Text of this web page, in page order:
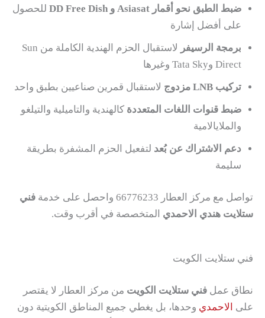
ضبط الطبق نحو أقمار Asiasat و DD Free Dish
للحصول
على أفضل إشارة
برمجة الرسيفر
لاستقبال الحزم الهندية الكاملة من Sun
Direct وTata Sky وغيرها
تركيب LNB مزدوج
لاستقبال قمرين صناعيين بطبق واحد
ضبط قنوات اللغات المتعددة كالهندية والتاميلية والتيلغو
والملايالامية
دعم الاشتراك عن بُعد لتفعيل الحزم المشفرة بطريقة
سليمة
تواصل مع مركز العطار 66776233 واحصل على خدمة
فني
ستلايت هندي الاحمدي المتخصصة في أقرب وقت.
فني ستلايت الكويت
نطاق عمل فني ستلايت الكويت من مركز العطار لا يقتصر
على
الاحمدي وحدها، بل يغطي جميع المناطق الكويتية دون